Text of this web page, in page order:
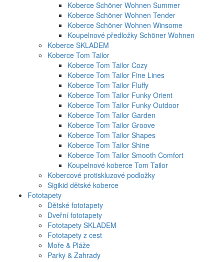
Koberce Schöner Wohnen Summer
Koberce Schöner Wohnen Tender
Koberce Schöner Wohnen Winsome
Koupelnové předložky Schöner Wohnen
Koberce SKLADEM
Koberce Tom Tailor
Koberce Tom Tailor Cozy
Koberce Tom Tailor Fine Lines
Koberce Tom Tailor Fluffy
Koberce Tom Tailor Funky Orient
Koberce Tom Tailor Funky Outdoor
Koberce Tom Tailor Garden
Koberce Tom Tailor Groove
Koberce Tom Tailor Shapes
Koberce Tom Tailor Shine
Koberce Tom Tailor Smooth Comfort
Koupelnové koberce Tom Tailor
Kobercové protiskluzové podložky
Sigikid dětské koberce
Fototapety
Dětské fototapety
Dveřní fototapety
Fototapety SKLADEM
Fototapety z cest
Moře & Pláže
Parky & Zahrady